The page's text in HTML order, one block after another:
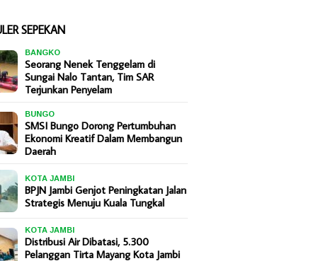
SEPEKAN
BANGKO
Seorang Nenek Tenggelam di
Sungai Nalo Tantan, Tim SAR
Terjunkan Penyelam
BUNGO
SMSI Bungo Dorong Pertumbuhan
Ekonomi Kreatif Dalam Membangun
Daerah
KOTA JAMBI
BPJN Jambi Genjot Peningkatan Jalan
Strategis Menuju Kuala Tungkal
KOTA JAMBI
Distribusi Air Dibatasi, 5.300
Pelanggan Tirta Mayang Kota Jambi